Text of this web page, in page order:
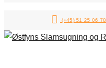
(+45) 51 25 06 78